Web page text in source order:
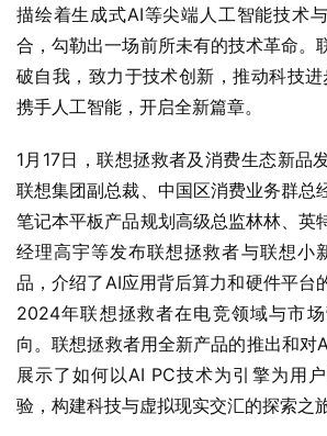
描绘着生成式AI等尖端人工智能技术
合，勾勒出一场前所未有的技术革命。
破自我，致力于技术创新，推动科技
携手人工智能，开启全新篇章。
1月17日，联想拯救者及消费生态新品
联想集团副总裁、中国区消费业务群总
笔记本平板产品规划高级总监林林、英
经理高宇等发布联想拯救者与联想小
品，介绍了AI应用背后算力和硬件平台
2024年联想拯救者在电竞领域与市
向。联想拯救者用全新产品的推出和对
展示了如何以AI PC技术为引擎为用
验，构建科技与虚拟现实交汇的探索之旅